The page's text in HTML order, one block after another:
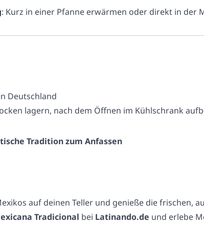
: Kurz in einer Pfanne erwärmen oder direkt in der
Deutschland
lagern, nach dem Öffnen im Kühlschrank
Tradition zum Anfassen
auf deinen Teller und genieße die frischen,
Tradicional bei Latinando.de und erlebe